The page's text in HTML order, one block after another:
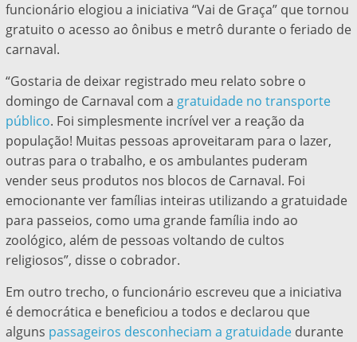
funcionário elogiou a iniciativa “Vai de Graça” que tornou
gratuito o acesso ao ônibus e metrô durante o feriado de
carnaval.
“Gostaria de deixar registrado meu relato sobre o
domingo de Carnaval com a gratuidade no transporte
público. Foi simplesmente incrível ver a reação da
população! Muitas pessoas aproveitaram para o lazer,
outras para o trabalho, e os ambulantes puderam
vender seus produtos nos blocos de Carnaval. Foi
emocionante ver famílias inteiras utilizando a gratuidade
para passeios, como uma grande família indo ao
zoológico, além de pessoas voltando de cultos
religiosos”, disse o cobrador.
Em outro trecho, o funcionário escreveu que a iniciativa
é democrática e beneficiou a todos e declarou que
alguns passageiros desconheciam a gratuidadedurante